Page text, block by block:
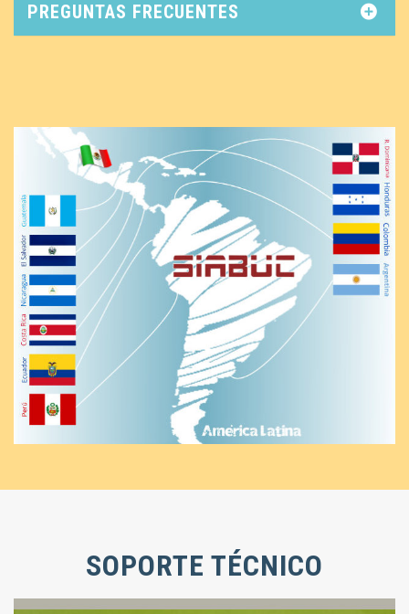
PREGUNTAS FRECUENTES
SOPORTE TÉCNICO